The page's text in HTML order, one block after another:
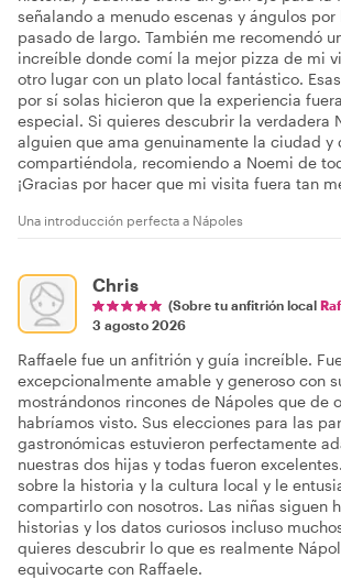
señalando a menudo escenas y ángulos
pasado de largo. También me recomendó
increíble donde comí la mejor pizza de mi
otro lugar con un plato local fantástico.
por sí solas hicieron que la experiencia
especial. Si quieres descubrir la verdadera
alguien que ama genuinamente la ciudad y
compartiéndola, recomiendo a Noemi de
¡Gracias por hacer que mi visita fuera tan
Una introducción perfecta a Nápoles
Chris
(Sobre tu anfitrión local
3 agosto 2026
Raffaele fue un anfitrión y guía increíble.
excepcionalmente amable y generoso con
mostrándonos rincones de Nápoles que de
habríamos visto. Sus elecciones para las
gastronómicas estuvieron perfectamente
nuestras dos hijas y todas fueron
sobre la historia y la cultura local y le
compartirlo con nosotros. Las niñas siguen
historias y los datos curiosos incluso
quieres descubrir lo que es realmente
equivocarte con Raffaele.